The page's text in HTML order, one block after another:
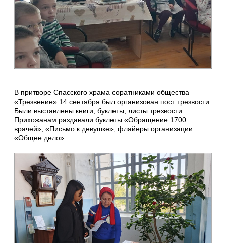
В притворе Спасского храма соратниками общества
«Трезвение» 14 сентября был организован пост трезвости.
Были выставлены книги, буклеты, листы трезвости.
Прихожанам раздавали буклеты «Обращение 1700
врачей», «Письмо к девушке», флайеры организации
«Общее дело».